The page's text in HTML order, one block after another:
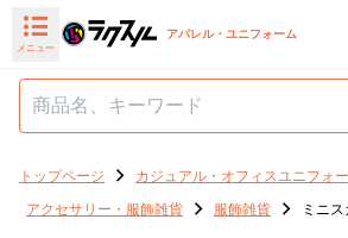
メニュー
アパレル・ユニフォーム
トップページ
カジュアル・オフィスユニフォ
アクセサリー・服飾雑貨
服飾雑貨 ミニ